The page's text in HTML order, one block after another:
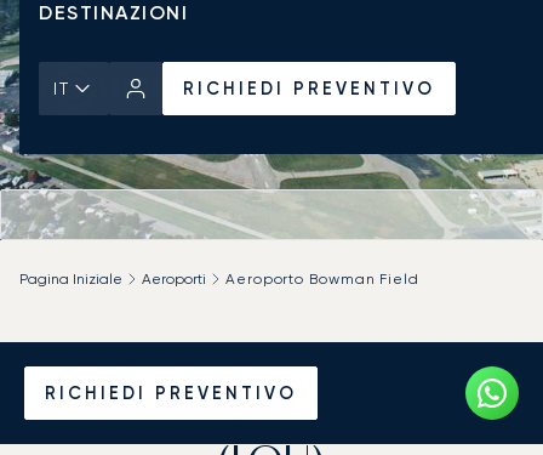
DESTINAZIONI
IT RICHIEDI PREVENTIVO
RICHIEDI PREVENTIVO
Pagina Iniziale Aeroporti Aeroporto Bowman Field
Noleggio jet privato per
l'Aeroporto Bowman Field